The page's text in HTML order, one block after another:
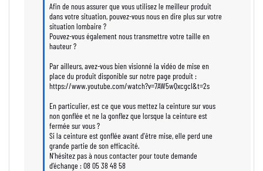
Afin de nous assurer que vous utilisez le meilleur produit
dans votre situation, pouvez-vous nous en dire plus sur votre
situation lombaire ?
Pouvez-vous également nous transmettre votre taille en
hauteur ?
Par ailleurs, avez-vous bien visionné la vidéo de mise en
place du produit disponible sur notre page produit :
https://www.youtube.com/watch?v=7AW5wQxcgcI&t=2s
En particulier, est ce que vous mettez la ceinture sur vous
non gonflée et ne la gonflez que lorsque la ceinture est
fermée sur vous ?
Si la ceinture est gonflée avant d'être mise, elle perd une
grande partie de son efficacité.
N’hésitez pas à nous contacter pour toute demande
d’échange : 08 05 38 48 58